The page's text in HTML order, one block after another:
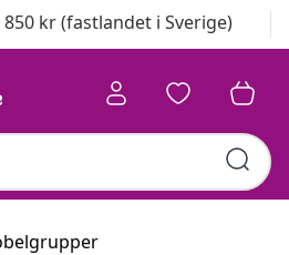
kr (fastlandet i Sverige)